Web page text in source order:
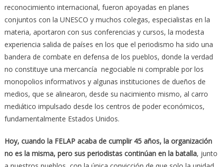
reconocimiento internacional, fueron apoyadas en planes
conjuntos con la UNESCO y muchos colegas, especialistas en la
materia, aportaron con sus conferencias y cursos, la modesta
experiencia salida de países en los que el periodismo ha sido una
bandera de combate en defensa de los pueblos, donde la verdad
no constituye una mercancía negociable ni comprable por los
monopolios informativos y algunas instituciones de dueños de
medios, que se alinearon, desde su nacimiento mismo, al carro
mediático impulsado desde los centros de poder económicos,
fundamentalmente Estados Unidos.
Hoy, cuando la FELAP acaba de cumplir 45 años, la organización
no es la misma, pero sus periodistas continúan en la batalla, junto